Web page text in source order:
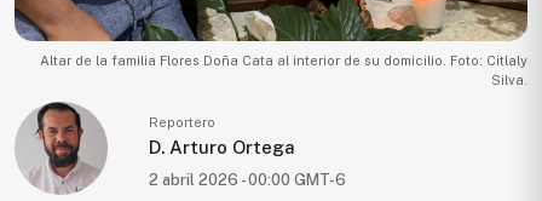
Movilidad
Seguridad
Salud
Política
Altar de la familia Flores Doña Cata al interior de su domicilio. Foto: Citlaly
Silva.
Reportero
D. Arturo Ortega
2 abril 2026 - 00:00 GMT-6